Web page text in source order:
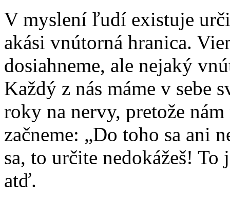
V myslení ľudí existuje
akási vnútorná hranica.
dosiahneme, ale nejaký
Každý z nás máme v sebe
roky na nervy, pretože nám
začneme: „Do toho sa ani
sa, to určite nedokážeš!
atď.